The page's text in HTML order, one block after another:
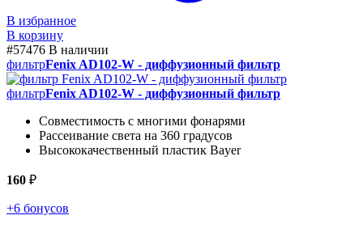
В избранное
В корзину
#57476 В наличии
фильтрFenix AD102-W - диффузионный фильтр
фильтрFenix AD102-W - диффузионный фильтр
Совместимость с многими фонарями
Рассеивание света на 360 градусов
Высококачественный пластик Bayer
160 ₽
+6 бонусов